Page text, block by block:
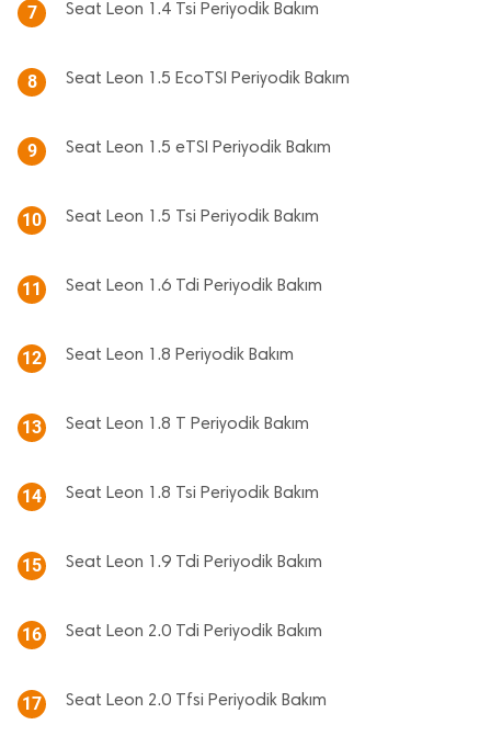
7 Seat Leon 1.4 Tsi Periyodik Bakım
8 Seat Leon 1.5 EcoTSI Periyodik Bakım
9 Seat Leon 1.5 eTSI Periyodik Bakım
10 Seat Leon 1.5 Tsi Periyodik Bakım
11 Seat Leon 1.6 Tdi Periyodik Bakım
12 Seat Leon 1.8 Periyodik Bakım
13 Seat Leon 1.8 T Periyodik Bakım
14 Seat Leon 1.8 Tsi Periyodik Bakım
15 Seat Leon 1.9 Tdi Periyodik Bakım
16 Seat Leon 2.0 Tdi Periyodik Bakım
17 Seat Leon 2.0 Tfsi Periyodik Bakım